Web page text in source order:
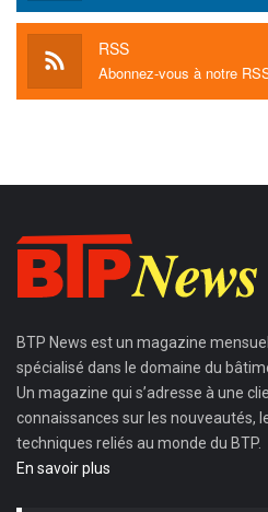
RSS
Abonnez-vous à notre
BTP News est un magazine
spécialisé dans le domaine du
Un magazine qui s’adresse à une
connaissances sur les nouveautés,
techniques reliés au monde du BTP.
En savoir plus